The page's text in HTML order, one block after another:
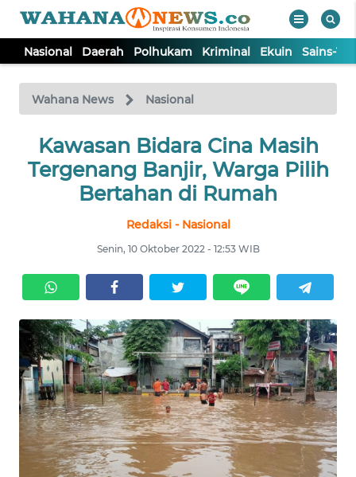
Nasional Daerah Polhukam Kriminal Ekuin Sains-
Wahana News Nasional
Kawasan Bidara Cina Masih
Tergenang Banjir, Warga Pilih
Bertahan di Rumah
Redaksi - Nasional
Senin, 10 Oktober 2022 - 12:53 WIB
TV
Tutup
NASIONAL
KRIMINAL
EKUIN
SAINS-TEKNO
KESEHATAN
INTERNASIONAL